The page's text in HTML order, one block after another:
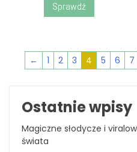
Sprawdź
← 1 2 3 4 5 6 7
Ostatnie wpisy
Magiczne słodycze i
świata